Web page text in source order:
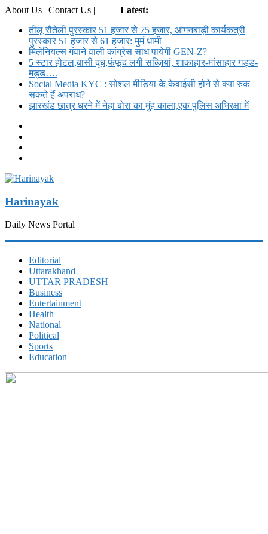
About Us | Contact Us |
Latest:
तीलू रौतेली पुरस्कार 51 हजार से 75 हजार, आंगनबाड़ी कार्यकत्री
पुरस्कार 51 हजार से 61 हजार: मुमं धामी
मिलेनियल्स गंवाने वाली कांग्रेस साध पायेगी GEN-Z?
5 स्टार होटल,बासी दूध,फंफूद लगी सब्ज़ियां, शाकाहार-मांसाहार गड्ड-
मड्ड….
Social Media KYC : सोशल मीडिया के केवाईसी होने से क्या रुक
सकते हैं अपराध?
झारखंड छात्र धरने में नेहा बोरा का मुंह काला,एक पुलिस अभिरक्षा में
Harinayak
Daily News Portal
Editorial
Uttarakhand
UTTAR PRADESH
Business
Entertainment
Health
National
Political
Sports
Education